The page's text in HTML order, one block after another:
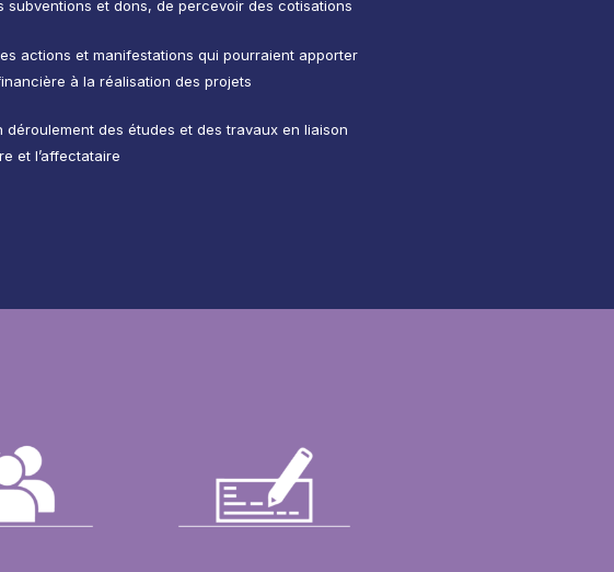
subventions et dons, de percevoir des cotisations
actions et manifestations qui pourraient apporter
à la réalisation des projets
déroulement des études et des travaux en liaison
et l’affectataire